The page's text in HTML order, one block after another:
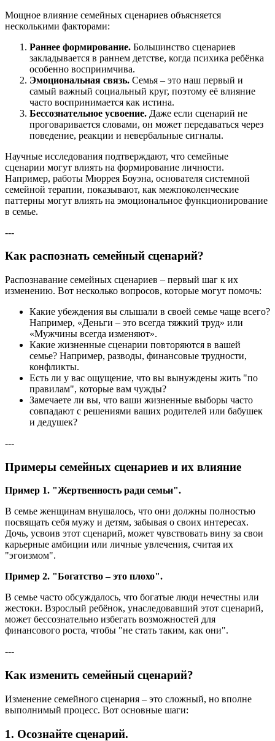
Мощное влияние семейных сценариев объясняется
несколькими факторами:
Раннее формирование. Большинство сценариев
закладывается в раннем детстве, когда психика ребёнка
особенно восприимчива.
Эмоциональная связь. Семья – это наш первый и
самый важный социальный круг, поэтому её влияние
часто воспринимается как истина.
Бессознательное усвоение. Даже если сценарий не
проговаривается словами, он может передаваться через
поведение, реакции и невербальные сигналы.
Научные исследования подтверждают, что семейные
сценарии могут влиять на формирование личности.
Например, работы Мюррея Боуэна, основателя системной
семейной терапии, показывают, как межпоколенческие
паттерны могут влиять на эмоциональное функционирование
в семье.
---
Как распознать семейный сценарий?
Распознавание семейных сценариев – первый шаг к их
изменению. Вот несколько вопросов, которые могут помочь:
Какие убеждения вы слышали в своей семье чаще всего?
Например, «Деньги – это всегда тяжкий труд» или
«Мужчины всегда изменяют».
Какие жизненные сценарии повторяются в вашей
семье? Например, разводы, финансовые трудности,
конфликты.
Есть ли у вас ощущение, что вы вынуждены жить "по
правилам", которые вам чужды?
Замечаете ли вы, что ваши жизненные выборы часто
совпадают с решениями ваших родителей или бабушек
и дедушек?
---
Примеры семейных сценариев и их влияние
Пример 1. "Жертвенность ради семьи".
В семье женщинам внушалось, что они должны полностью
посвящать себя мужу и детям, забывая о своих интересах.
Дочь, усвоив этот сценарий, может чувствовать вину за свои
карьерные амбиции или личные увлечения, считая их
"эгоизмом".
Пример 2. "Богатство – это плохо".
В семье часто обсуждалось, что богатые люди нечестны или
жестоки. Взрослый ребёнок, унаследовавший этот сценарий,
может бессознательно избегать возможностей для
финансового роста, чтобы "не стать таким, как они".
---
Как изменить семейный сценарий?
Изменение семейного сценария – это сложный, но вполне
выполнимый процесс. Вот основные шаги:
1. Осознайте сценарий.